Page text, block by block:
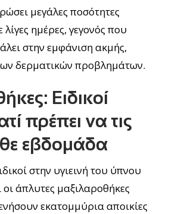
μεγάλες ποσότητες
ημέρες, γεγονός που
στην εμφάνιση ακμής,
δερματικών προβλημάτων.
Ειδικοί
πρέπει να τις
εβδομάδα
στην υγιεινή του ύπνου
άπλυτες μαξιλαροθήκες
εκατομμύρια αποικίες